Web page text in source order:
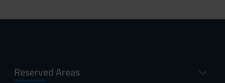
Reserved Areas